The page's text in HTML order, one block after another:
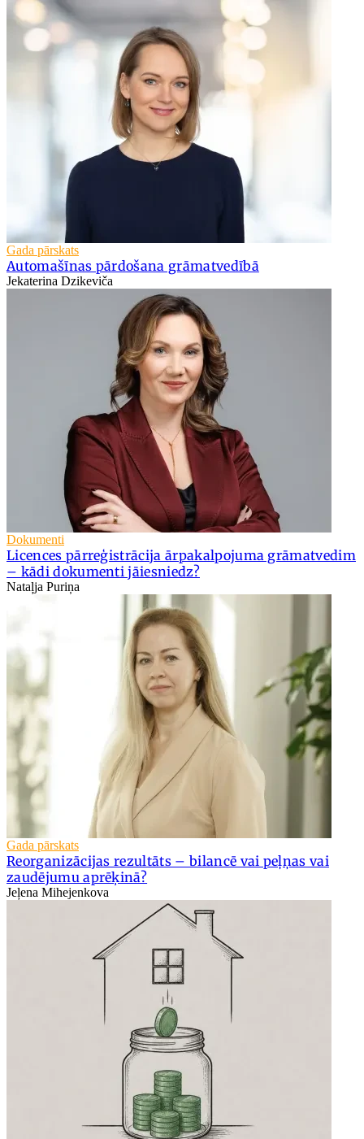
Gada pārskats
Automašīnas pārdošana grāmatvedībā
Jekaterina Dzikeviča
Dokumenti
Licences pārreģistrācija ārpakalpojuma grāmatvedim
– kādi dokumenti jāiesniedz?
Nataļja Puriņa
Gada pārskats
Reorganizācijas rezultāts – bilancē vai peļņas vai
zaudējumu aprēķinā?
Jeļena Mihejenkova